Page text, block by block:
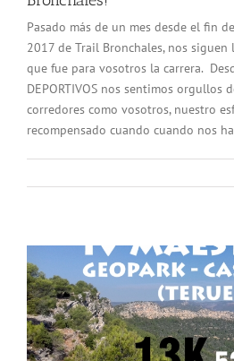
Pasado más de un mes desde el fin
2017 de Trail Bronchales, nos
que fue para vosotros la carrera.
DEPORTIVOS nos sentimos orgullos
corredores como vosotros, nuestro
recompensado cuando cuando nos